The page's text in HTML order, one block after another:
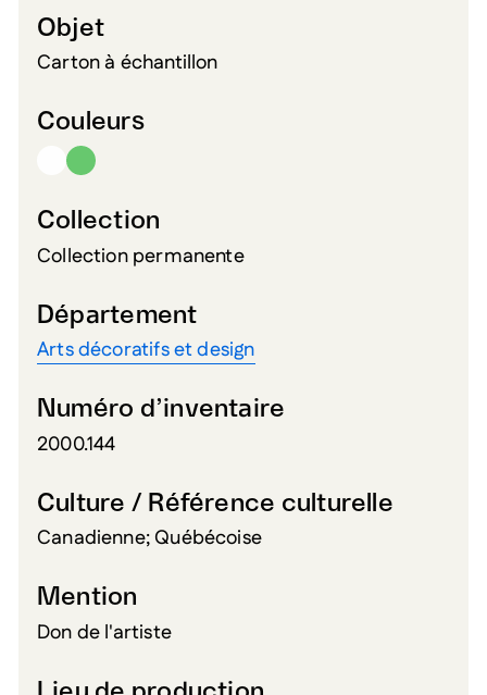
Objet
Carton à échantillon
Couleurs
Collection
Collection permanente
Département
Arts décoratifs et design
Numéro d’inventaire
2000.144
Culture / Référence culturelle
Canadienne; Québécoise
Mention
Don de l'artiste